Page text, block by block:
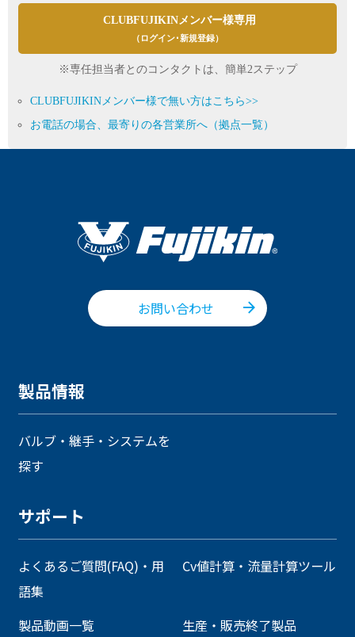
CLUBFUJIKINメンバー様専用
（ログイン･新規登録）
※専任担当者とのコンタクトは、簡単2ステップ
CLUBFUJIKINメンバー様で無い方はこちら>>
お電話の場合、最寄りの各営業所へ（拠点一覧）
お問い合わせ
製品情報
バルブ・継手・システムを
探す
サポート
よくあるご質問(FAQ)・用
語集
Cv値計算・流量計算ツール
製品動画一覧
生産・販売終了製品